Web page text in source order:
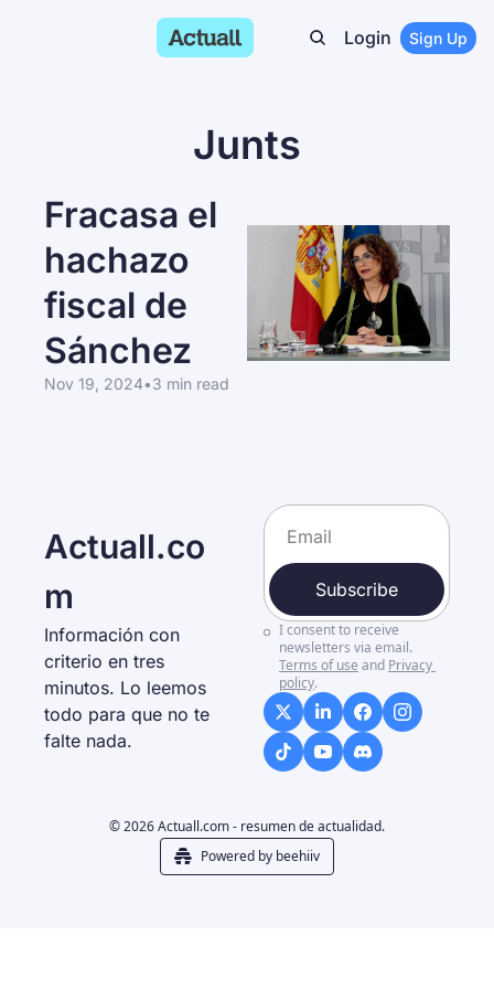
Login Sign Up
Junts
Fracasa el
hachazo
fiscal de
Sánchez
Nov 19, 2024•3 min read
Actuall.co
m
Información con
criterio en tres
minutos. Lo leemos
todo para que no te
falte nada.
Subscribe
I consent to receive
newsletters via email.
Terms of use and Privacy
policy.
© 2026 Actuall.com - resumen de actualidad.
Powered by beehiiv